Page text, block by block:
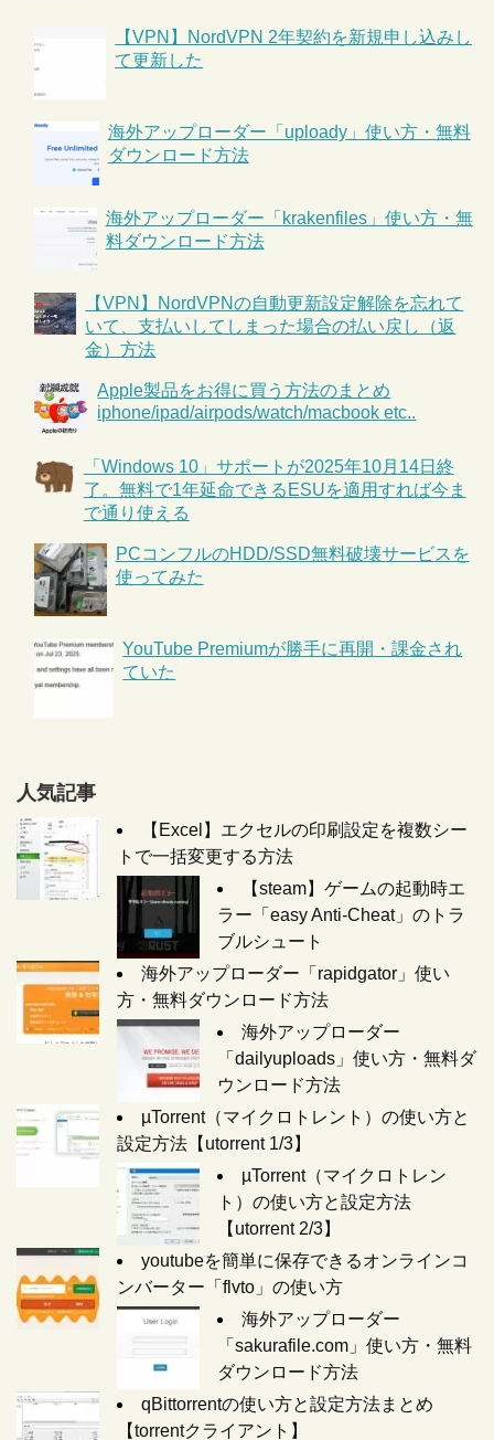
【VPN】NordVPN 2年契約を新規申し込みし
て更新した
海外アップローダー「uploady」使い方・無料
ダウンロード方法
海外アップローダー「krakenfiles」使い方・無
料ダウンロード方法
【VPN】NordVPNの自動更新設定解除を忘れて
いて、支払いしてしまった場合の払い戻し（返
金）方法
Apple製品をお得に買う方法のまとめ
iphone/ipad/airpods/watch/macbook etc..
「Windows 10」サポートが2025年10月14日終
了。無料で1年延命できるESUを適用すれば今ま
で通り使える
PCコンフルのHDD/SSD無料破壊サービスを
使ってみた
YouTube Premiumが勝手に再開・課金され
ていた
人気記事
【Excel】エクセルの印刷設定を複数シー
トで一括変更する方法
【steam】ゲームの起動時エ
ラー「easy Anti-Cheat」のトラ
ブルシュート
海外アップローダー「rapidgator」使い
方・無料ダウンロード方法
海外アップローダー
「dailyuploads」使い方・無料ダ
ウンロード方法
µTorrent（マイクロトレント）の使い方と
設定方法【utorrent 1/3】
µTorrent（マイクロトレン
ト）の使い方と設定方法
【utorrent 2/3】
youtubeを簡単に保存できるオンラインコ
ンバーター「flvto」の使い方
海外アップローダー
「sakurafile.com」使い方・無料
ダウンロード方法
qBittorrentの使い方と設定方法まとめ
【torrentクライアント】